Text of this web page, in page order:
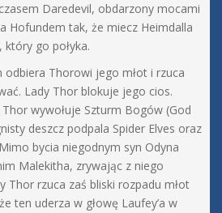
Daredevil, obdarzony mocami
Hofundem tak, że miecz Heimdalla
który go połyka.
odbiera Thorowi jego młot i rzuca
Lady Thor blokuje jego cios.
wywołuje Szturm Bogów (God
deszcz podpala Spider Elves oraz
bycia niegodnym syn Odyna
Malekitha, zrywając z niego
Thor rzuca zaś bliski rozpadu młot
ten uderza w głowę Laufey’a w